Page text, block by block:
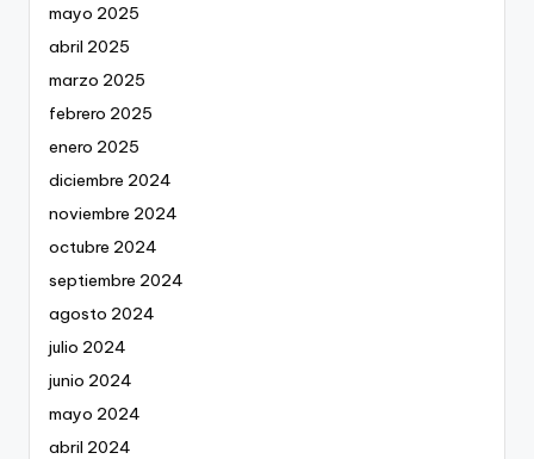
mayo 2025
abril 2025
marzo 2025
febrero 2025
enero 2025
diciembre 2024
noviembre 2024
octubre 2024
septiembre 2024
agosto 2024
julio 2024
junio 2024
mayo 2024
abril 2024